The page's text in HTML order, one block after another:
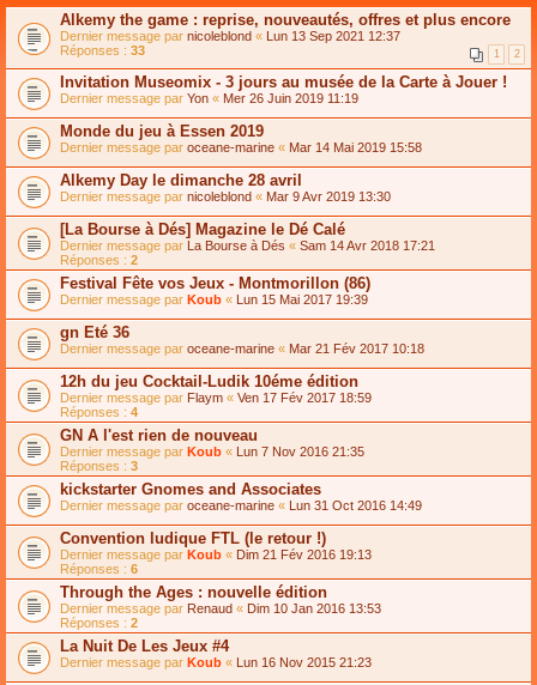
Alkemy the game : reprise, nouveautés, offres et plus encore
Dernier message par nicoleblond « Lun 13 Sep 2021 12:37
Réponses : 33 1 2
Invitation Museomix - 3 jours au musée de la Carte à Jouer !
Dernier message par Yon « Mer 26 Juin 2019 11:19
Monde du jeu à Essen 2019
Dernier message par oceane-marine « Mar 14 Mai 2019 15:58
Alkemy Day le dimanche 28 avril
Dernier message par nicoleblond « Mar 9 Avr 2019 13:30
[La Bourse à Dés] Magazine le Dé Calé
Dernier message par La Bourse à Dés « Sam 14 Avr 2018 17:21
Réponses : 2
Festival Fête vos Jeux - Montmorillon (86)
Dernier message par Koub « Lun 15 Mai 2017 19:39
gn Eté 36
Dernier message par oceane-marine « Mar 21 Fév 2017 10:18
12h du jeu Cocktail-Ludik 10éme édition
Dernier message par Flaym « Ven 17 Fév 2017 18:59
Réponses : 4
GN A l'est rien de nouveau
Dernier message par Koub « Lun 7 Nov 2016 21:35
Réponses : 3
kickstarter Gnomes and Associates
Dernier message par oceane-marine « Lun 31 Oct 2016 14:49
Convention ludique FTL (le retour !)
Dernier message par Koub « Dim 21 Fév 2016 19:13
Réponses : 6
Through the Ages : nouvelle édition
Dernier message par Renaud « Dim 10 Jan 2016 13:53
Réponses : 2
La Nuit De Les Jeux #4
Dernier message par Koub « Lun 16 Nov 2015 21:23